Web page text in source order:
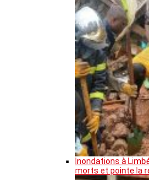
Inondations à
morts et pointe la